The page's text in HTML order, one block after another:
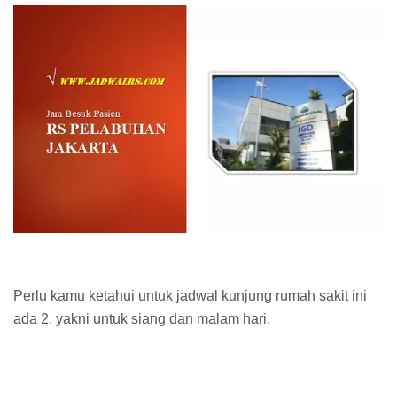
Perlu kamu ketahui untuk jadwal kunjung rumah sakit ini
ada 2, yakni untuk siang dan malam hari.